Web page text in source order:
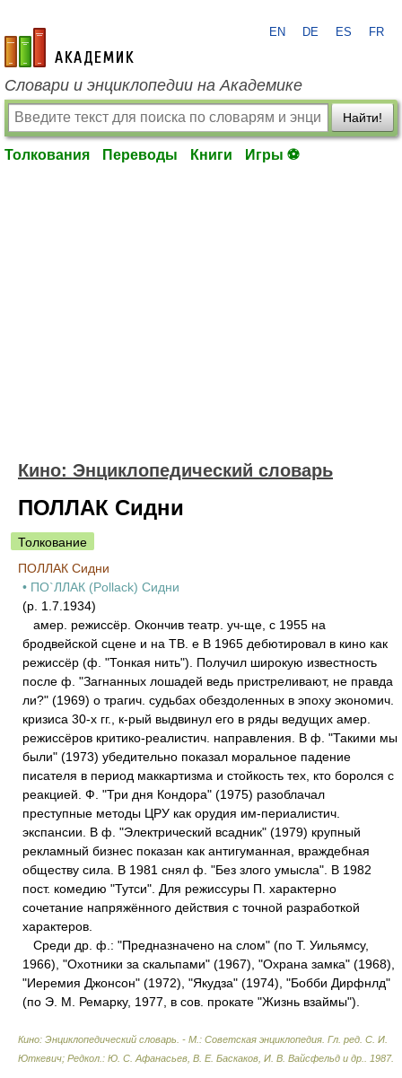
academic.ru
EN DE ES FR
Словари и энциклопедии на Академике
Найти!
Толкования Переводы Книги Игры ⚽
Кино: Энциклопедический словарь
ПОЛЛАК Сидни
Толкование
ПОЛЛАК Сидни
• ПО`ЛЛАК (Pollack) Сидни
(р. 1.7.1934)
амер. режиссёр. Окончив театр. уч-ще, с 1955 на
бродвейской сцене и на ТВ. е В 1965 дебютировал в кино как
режиссёр (ф. "Тонкая нить"). Получил широкую известность
после ф. "Загнанных лошадей ведь пристреливают, не правда
ли?" (1969) о трагич. судьбах обездоленных в эпоху экономич.
кризиса 30-х гг., к-рый выдвинул его в ряды ведущих амер.
режиссёров критико-реалистич. направления. В ф. "Такими мы
были" (1973) убедительно показал моральное падение
писателя в период маккартизма и стойкость тех, кто боролся с
реакцией. Ф. "Три дня Кондора" (1975) разоблачал
преступные методы ЦРУ как орудия им-периалистич.
экспансии. В ф. "Электрический всадник" (1979) крупный
рекламный бизнес показан как антигуманная, враждебная
обществу сила. В 1981 снял ф. "Без злого умысла". В 1982
пост. комедию "Тутси". Для режиссуры П. характерно
сочетание напряжённого действия с точной разработкой
характеров.
Среди др. ф.: "Предназначено на слом" (по Т. Уильямсу,
1966), "Охотники за скальпами" (1967), "Охрана замка" (1968),
"Иеремия Джонсон" (1972), "Якудза" (1974), "Бобби Дирфнлд"
(по Э. М. Ремарку, 1977, в сов. прокате "Жизнь взаймы").
Кино: Энциклопедический словарь. - М.: Советская энциклопедия Гл. ред. С. И.
Юткевич; Редкол.: Ю. С. Афанасьев, В. Е. Баскаков, И. В. Вайсфельд и др.
1987.